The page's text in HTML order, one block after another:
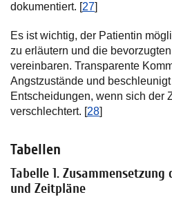
dokumentiert. [27]
Es ist wichtig, der Patientin
zu erläutern und die
vereinbaren. Transparente
Angstzustände und
Entscheidungen, wenn sich der
verschlechtert. [28]
Tabellen
Tabelle 1.
und Zeitpläne